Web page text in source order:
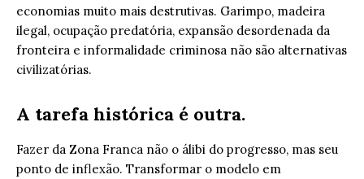
economias muito mais destrutivas. Garimpo, madeira
ilegal, ocupação predatória, expansão desordenada da
fronteira e informalidade criminosa não são alternativas
civilizatórias.
A tarefa histórica é outra.
Fazer da Zona Franca não o álibi do progresso, mas seu
ponto de inflexão. Transformar o modelo em